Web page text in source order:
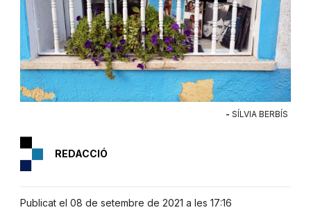
- SÍLVIA BERBÍS
REDACCIÓ
Publicat el 08 de setembre de 2021 a les 17:16